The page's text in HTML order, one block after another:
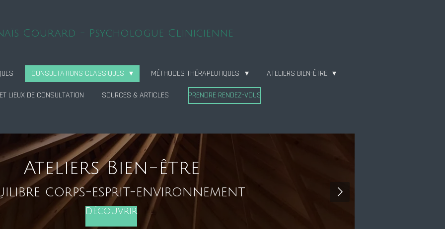
Courard - Psychologue Clinicienne
CONSULTATIONS CLASSIQUES MÉTHODES THÉRAPEUTIQUES ATELIERS BIEN-ÊTRE
LIEUX DE CONSULTATION SOURCES & ARTICLES PRENDRE RENDEZ-VOUS
Ateliers Bien-être
corps-esprit-environnement
Découvrir